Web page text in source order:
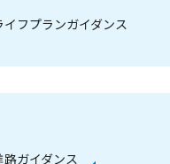
フプランガイダンス
ガイダンス